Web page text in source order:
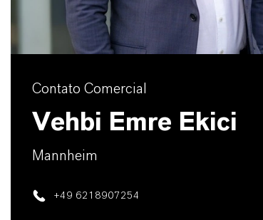
Contato Comercial
Vehbi Emre Ekici
Mannheim
+49 6218907254